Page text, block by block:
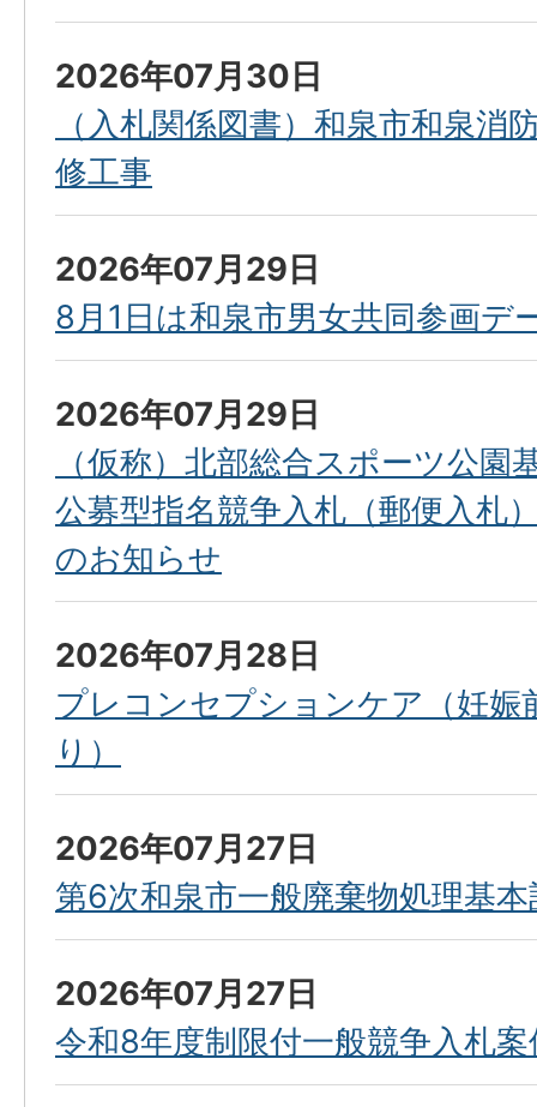
2026年07月30日
（入札関係図書）和泉市和泉消
修工事
2026年07月29日
8月1日は和泉市男女共同参画デ
2026年07月29日
（仮称）北部総合スポーツ公園
公募型指名競争入札（郵便入札
のお知らせ
2026年07月28日
プレコンセプションケア（妊娠
り）
2026年07月27日
第6次和泉市一般廃棄物処理基本
2026年07月27日
令和8年度制限付一般競争入札